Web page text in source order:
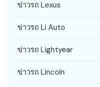
ข่าวรถ Lexus
ข่าวรถ Li Auto
ข่าวรถ Lightyear
ข่าวรถ Lincoln